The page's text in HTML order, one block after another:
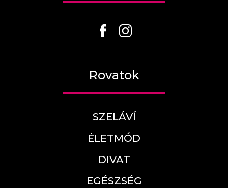
Rovatok
SZELÁVÍ
ÉLETMÓD
DIVAT
EGÉSZSÉG